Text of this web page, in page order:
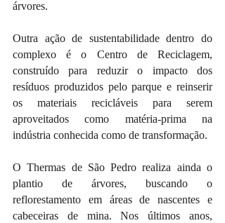
árvores.
Outra ação de sustentabilidade dentro do
complexo é o Centro de Reciclagem,
construído para reduzir o impacto dos
resíduos produzidos pelo parque e reinserir
os materiais recicláveis para serem
aproveitados como matéria-prima na
indústria conhecida como de transformação.
O Thermas de São Pedro realiza ainda o
plantio de árvores, buscando o
reflorestamento em áreas de nascentes e
cabeceiras de mina. Nos últimos anos,